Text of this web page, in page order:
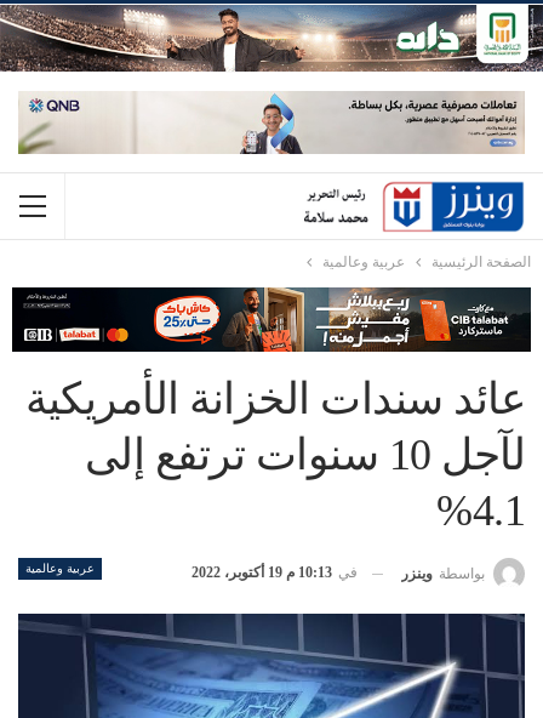
الصفحة الرئيسية عربية وعالمية
عائد سندات الخزانة الأمريكية
لآجل 10 سنوات ترتفع إلى
4.1%
عربية وعالمية بواسطة وينزر في 10:13 م 19 أكتوبر، 2022